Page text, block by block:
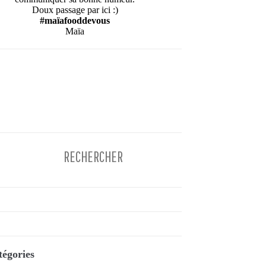
Doux passage par ici :)
#maïafooddevous
Maïa